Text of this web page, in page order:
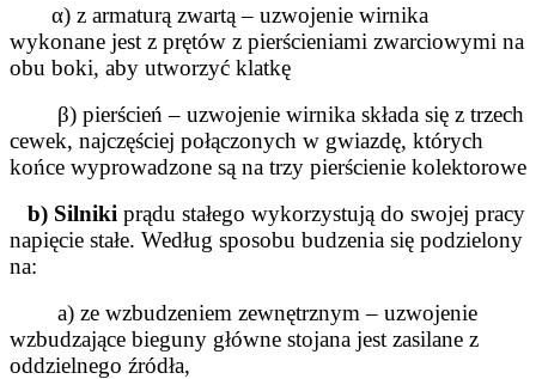
α) z armaturą zwartą – uzwojenie wirnika
wykonane jest z prętów z pierścieniami zwarciowymi na
obu boki, aby utworzyć klatkę
β) pierścień – uzwojenie wirnika składa się z trzech
cewek, najczęściej połączonych w gwiazdę, których
końce wyprowadzone są na trzy pierścienie kolektorowe
b) Silniki prądu stałego wykorzystują do swojej pracy
napięcie stałe. Według sposobu budzenia się podzielony
na:
a) ze wzbudzeniem zewnętrznym – uzwojenie
wzbudzające bieguny główne stojana jest zasilane z
oddzielnego źródła,